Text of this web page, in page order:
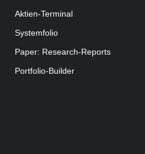
Aktien-Terminal
Systemfolio
Paper: Research-Reports
Portfolio-Builder